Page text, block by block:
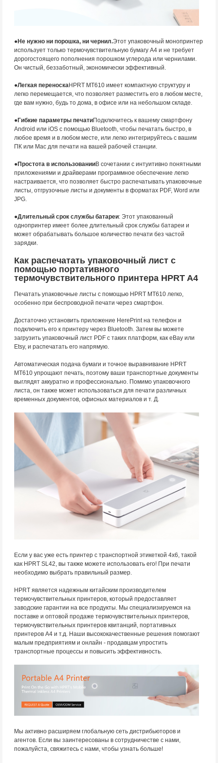
●Не нужно ни порошка, ни чернил.Этот упаковочный монопринтер
использует только термочувствительную бумагу A4 и не требует
дорогостоящего пополнения порошком углерода или чернилами.
Он чистый, беззаботный, экономически эффективный.
●Легкая переноскаHPRT MT610 имеет компактную структуру и
легко перемещается, что позволяет разместить его в любом месте,
где вам нужно, будь то дома, в офисе или на небольшом складе.
●Гибкие параметры печатиПодключитесь к вашему смартфону
Android или iOS с помощью Bluetooth, чтобы печатать быстро, в
любое время и в любом месте, или легко интегрируйтесь с вашим
ПК или Mac для печати на вашей рабочей станции.
●Простота в использованииВ сочетании с интуитивно понятными
приложениями и драйверами программное обеспечение легко
настраивается, что позволяет быстро распечатывать упаковочные
листы, отгрузочные листы и документы в форматах PDF, Word или
JPG.
●Длительный срок службы батареи: Этот упакованный
однопринтер имеет более длительный срок службы батареи и
может обрабатывать большое количество печати без частой
зарядки.
Как распечатать упаковочный лист с
помощью портативного
термочувствительного принтера HPRT A4
Печатать упаковочные листы с помощью HPRT MT610 легко,
особенно при беспроводной печати через смартфон.
Достаточно установить приложение HerePrint на телефон и
подключить его к принтеру через Bluetooth. Затем вы можете
загрузить упаковочный лист PDF с таких платформ, как eBay или
Etsy, и распечатать его напрямую.
Автоматическая подача бумаги и точное выравнивание HPRT
MT610 упрощают печать, поэтому ваши транспортные документы
выглядят аккуратно и профессионально. Помимо упаковочного
листа, он также может использоваться для печати различных
временных документов, офисных материалов и т. Д.
Если у вас уже есть принтер с транспортной этикеткой 4x6, такой
как HPRT SL42, вы также можете использовать его! При печати
необходимо выбрать правильный размер.
HPRT является надежным китайским производителем
термочувствительных принтеров, который предоставляет
заводские гарантии на все продукты. Мы специализируемся на
поставке и оптовой продаже термочувствительных принтеров,
термочувствительных принтеров квитанций, портативных
принтеров A4 и т.д. Наши высококачественные решения помогают
малым предприятиям и онлайн - продавцам упростить
транспортные процессы и повысить эффективность.
Мы активно расширяем глобальную сеть дистрибьюторов и
агентов. Если вы заинтересованы в сотрудничестве с нами,
пожалуйста, свяжитесь с нами, чтобы узнать больше!